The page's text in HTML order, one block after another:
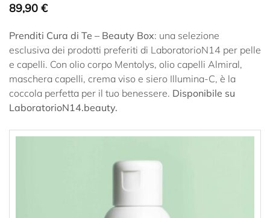
89,90 €
Prenditi Cura di Te – Beauty Box: una selezione
esclusiva dei prodotti preferiti di LaboratorioN14 per pelle
e capelli. Con olio corpo Mentolys, olio capelli Almiral,
maschera capelli, crema viso e siero Illumina-C, è la
coccola perfetta per il tuo benessere. Disponibile su
LaboratorioN14.beauty.